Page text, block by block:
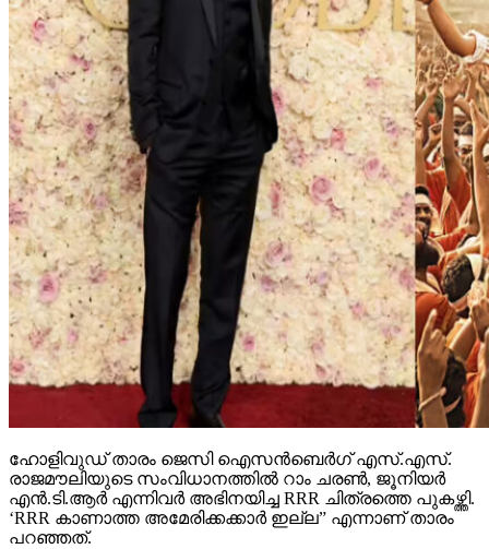
ഹോളിവുഡ് താരം ജെസി ഐസന്‍ബെര്‍ഗ് എസ്.എസ്.
രാജമൗലിയുടെ സംവിധാനത്തില്‍ റാം ചരണ്‍, ജൂനിയര്‍
എന്‍.ടി.ആര്‍ എന്നിവര്‍ അഭിനയിച്ച RRR ചിത്രത്തെ പുകഴ്ത്തി.
‘RRR കാണാത്ത അമേരിക്കക്കാര്‍ ഇല്ല” എന്നാണ് താരം
പറഞ്ഞത്.